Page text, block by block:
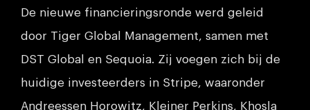
De nieuwe financieringsronde werd geleid
door Tiger Global Management, samen met
DST Global en Sequoia. Zij voegen zich bij de
huidige investeerders in Stripe, waaronder
Andreessen Horowitz, Kleiner Perkins, Khosla